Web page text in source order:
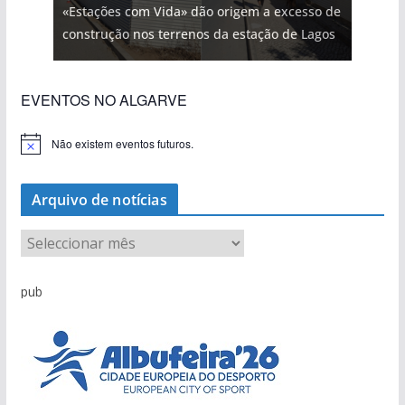
«Estações com Vida» dão origem a excesso de
construção nos terrenos da estação de Lagos
EVENTOS NO ALGARVE
Não existem eventos futuros.
Arquivo de notícias
r
pub